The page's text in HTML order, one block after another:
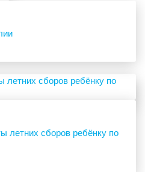
летних сборов ребёнку по